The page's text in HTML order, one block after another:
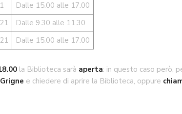
Dalle 15.00 alle 17.00
Dalle 9.30 alle 11.30
Dalle 15.00 alle 17.00
la Biblioteca sarà aperta: in questo caso però,
e chiedere di aprire la Biblioteca, oppure